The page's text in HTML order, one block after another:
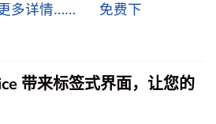
多详情……
免费下
带来标签式界面，让您的